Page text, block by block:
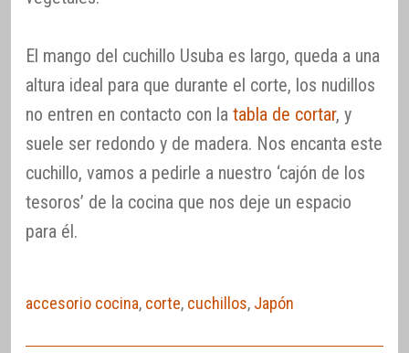
El mango del cuchillo Usuba es largo, queda a una
altura ideal para que durante el corte, los nudillos
no entren en contacto con la tabla de cortar, y
suele ser redondo y de madera. Nos encanta este
cuchillo, vamos a pedirle a nuestro ‘cajón de los
tesoros’ de la cocina que nos deje un espacio
para él.
accesorio cocina, corte, cuchillos, Japón